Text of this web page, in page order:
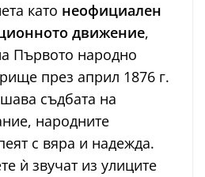
като неофициален
движение,
Първото народно
през април 1876 г.
съдбата на
народните
с вяра и надежда.
ѝ звучат из улиците